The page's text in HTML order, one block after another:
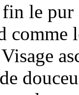
le
comme